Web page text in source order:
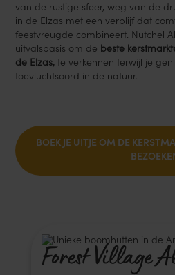
van de rustige sfeer, weg van de
in de Elzas met een verblijf dat
feestvreugde combineert. Nutchel
uitvalsbasis om de beste
de Elzas, te verkennen terwijl je
toevluchtsoord in de natuur.
BOEK JE UITJE OM DE
Forest Village